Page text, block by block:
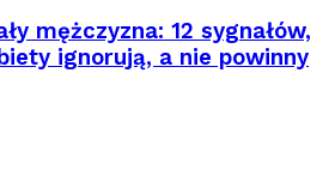
mężczyzna: 12 sygnałów,
ignorują, a nie powinny